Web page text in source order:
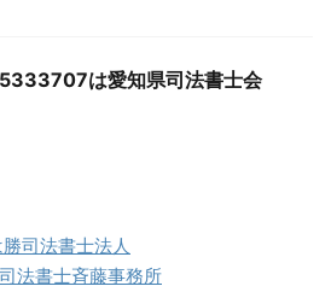
は愛知県司法書士会
司法書士法人
法書士斉藤事務所